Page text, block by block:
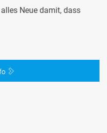
Neue damit, dass